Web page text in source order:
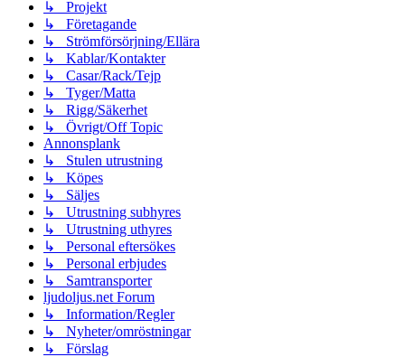
↳ Projekt
↳ Företagande
↳ Strömförsörjning/Ellära
↳ Kablar/Kontakter
↳ Casar/Rack/Tejp
↳ Tyger/Matta
↳ Rigg/Säkerhet
↳ Övrigt/Off Topic
Annonsplank
↳ Stulen utrustning
↳ Köpes
↳ Säljes
↳ Utrustning subhyres
↳ Utrustning uthyres
↳ Personal eftersökes
↳ Personal erbjudes
↳ Samtransporter
ljudoljus.net Forum
↳ Information/Regler
↳ Nyheter/omröstningar
↳ Förslag